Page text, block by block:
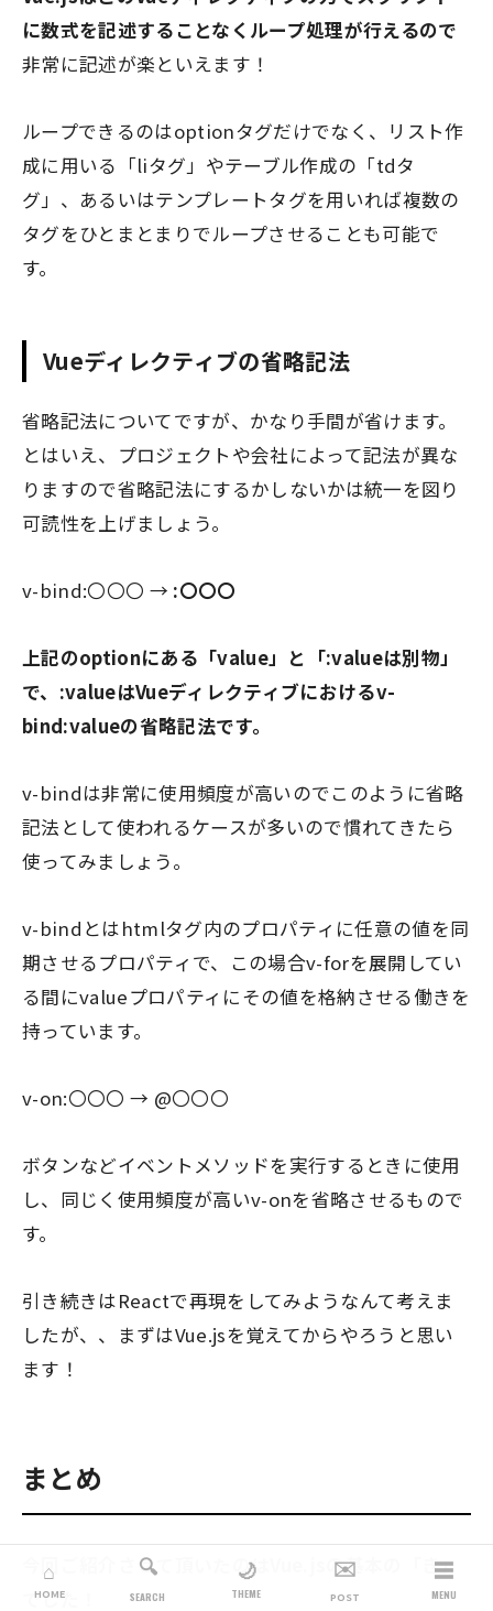
に数式を記述することなくループ処理が行えるので
非常に記述が楽といえます！
ループできるのはoptionタグだけでなく、リスト作
成に用いる「liタグ」やテーブル作成の「tdタ
グ」、あるいはテンプレートタグを用いれば複数の
タグをひとまとまりでループさせることも可能で
す。
Vueディレクティブの省略記法
省略記法についてですが、かなり手間が省けます。
とはいえ、プロジェクトや会社によって記法が異な
りますので省略記法にするかしないかは統一を図り
可読性を上げましょう。
v-bind:〇〇〇 → :〇〇〇
上記のoptionにある「value」と「:valueは別物」
で、:valueはVueディレクティブにおけるv-
bind:valueの省略記法です。
v-bindは非常に使用頻度が高いのでこのように省略
記法として使われるケースが多いので慣れてきたら
使ってみましょう。
v-bindとはhtmlタグ内のプロパティに任意の値を同
期させるプロパティで、この場合v-forを展開してい
る間にvalueプロパティにその値を格納させる働きを
持っています。
v-on:〇〇〇 → @〇〇〇
ボタンなどイベントメソッドを実行するときに使用
し、同じく使用頻度が高いv-onを省略させるもので
す。
引き続きはReactで再現をしてみようなんて考えま
したが、、まずはVue.jsを覚えてからやろうと思い
ます！
まとめ
今回ご紹介させて頂いたのはVue.jsの基本の「き」
でした！
⌂
HOME
🔍
SEARCH
🌙
THEME
✉️
POST
☰
MENU